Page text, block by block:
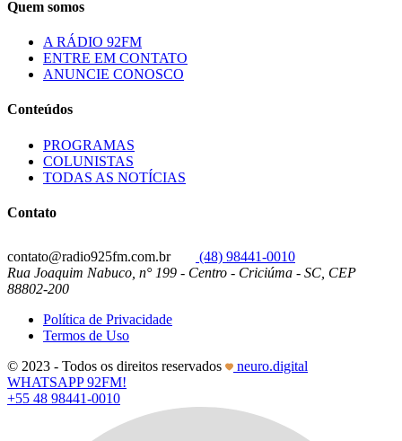
Quem somos
A RÁDIO 92FM
ENTRE EM CONTATO
ANUNCIE CONOSCO
Conteúdos
PROGRAMAS
COLUNISTAS
TODAS AS NOTÍCIAS
Contato
contato@radio925fm.com.br
(48) 98441-0010
Rua Joaquim Nabuco, n° 199 - Centro - Criciúma - SC, CEP
88802-200
Política de Privacidade
Termos de Uso
© 2023 - Todos os direitos reservados
neuro.digital
WHATSAPP 92FM!
+55 48 98441-0010